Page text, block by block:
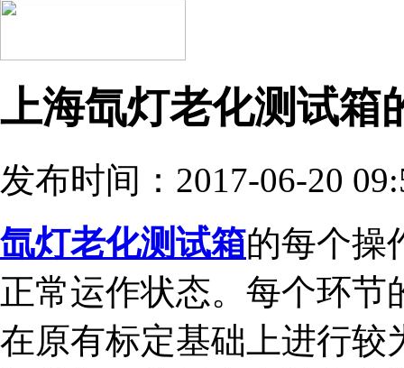
上海氙灯老化测试箱
发布时间：2017-06-20
氙灯老化测试箱的每个操
正常运作状态。每个环
在原有标定基础上进行较